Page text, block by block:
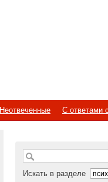
Неотвеченные
С ответами
Искать в разделе